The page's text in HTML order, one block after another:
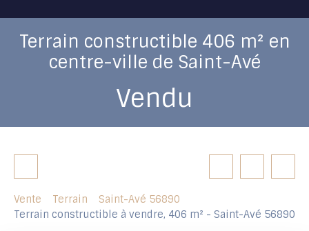
Terrain constructible 406 m² en
centre-ville de Saint-Avé
Vendu
Vente Terrain
Saint-Avé 56890
Terrain constructible à vendre, 406 m² - Saint-Avé 56890